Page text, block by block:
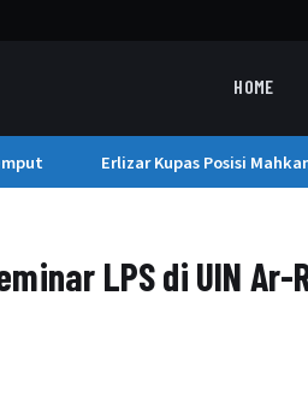
HOME
Erlizar Kupas Posisi
LPS di UIN Ar-